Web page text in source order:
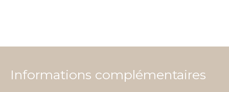
Informations complémentaires